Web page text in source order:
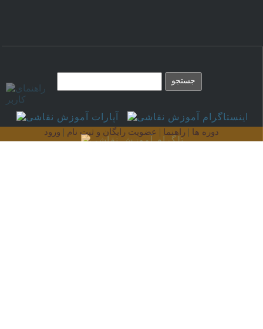
دوره ها | راهنما | عضویت رایگان و ثبت نام | ورود